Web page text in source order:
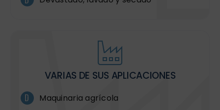
VARIAS DE SUS APLICACIONES
Maquinaria agrícola